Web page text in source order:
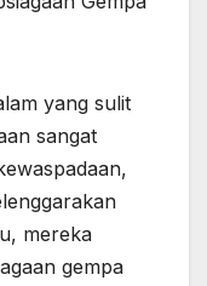
yang sulit
sangat
mereka
gempa